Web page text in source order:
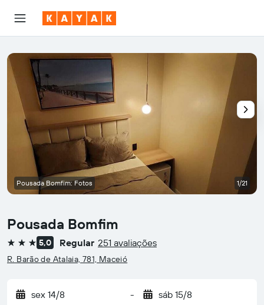
Pousada Bomfim
3 estrelas5,0 Regular 251 avaliações
R. Barão de Atalaia, 781, Maceió
sex 14/8 - sáb 15/8
Pousada Bomfim: Fotos 1/21